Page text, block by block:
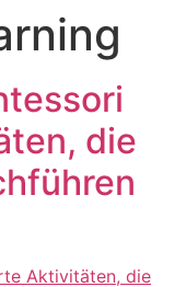
die